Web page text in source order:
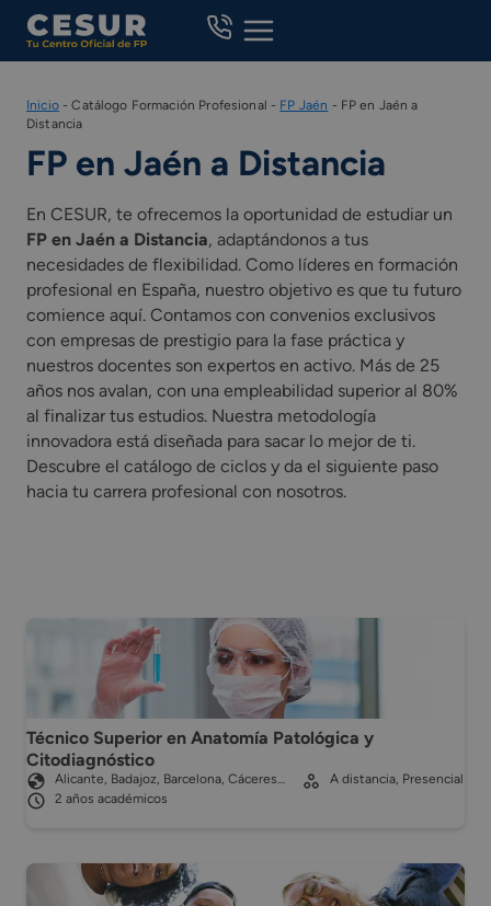
Skip
content
Inicio-Catálogo Formación Profesional - FP Jaén - FP en Jaén a
Distancia
FP en Jaén a Distancia
En CESUR, te ofrecemos la oportunidad de estudiar un
FP en Jaén a Distancia, adaptándonos a tus
necesidades de flexibilidad. Como líderes en formación
profesional en España, nuestro objetivo es que tu futuro
comience aquí. Contamos con convenios exclusivos
con empresas de prestigio para la fase práctica y
nuestros docentes son expertos en activo. Más de 25
años nos avalan, con una empleabilidad superior al 80%
al finalizar tus estudios. Nuestra metodología
innovadora está diseñada para sacar lo mejor de ti.
Descubre el catálogo de ciclos y da el siguiente paso
hacia tu carrera profesional con nosotros.
Técnico Superior en Anatomía Patológica y
Citodiagnóstico
Alicante, Badajoz, Barcelona, Cáceres…
2 años académicos
A distancia, Presencial